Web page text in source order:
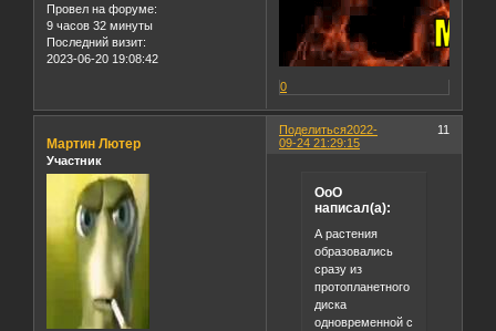
Провел на форуме:
9 часов 32 минуты
Последний визит:
2023-06-20 19:08:42
0
Поделиться 11
2022-
09-24 21:29:15
Мартин Лютер
Участник
OoO
написал(а):
А растения
образовались
сразу из
протопланетного
диска
одновременной с